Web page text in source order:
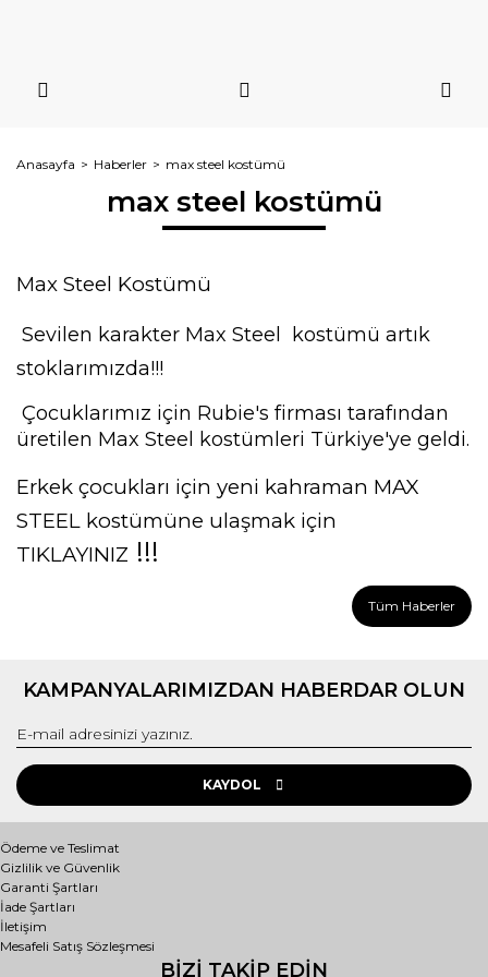
Anasayfa Haberler max steel kostümü
max steel kostümü
Max Steel Kostümü
Sevilen karakter Max Steel kostümü artık
stoklarımızda!!!
Çocuklarımız için Rubie's firması tarafından
üretilen Max Steel kostümleri Türkiye'ye geldi.
Erkek çocukları için yeni kahraman MAX
STEEL kostümüne ulaşmak için
TIKLAYINIZ !!!
Tüm Haberler
KAMPANYALARIMIZDAN HABERDAR OLUN
KAYDOL
Ödeme ve Teslimat
Gizlilik ve Güvenlik
Garanti Şartları
İade Şartları
İletişim
Mesafeli Satış Sözleşmesi
BİZİ TAKİP EDİN